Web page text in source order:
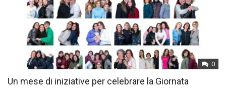
0
Un mese di iniziative per celebrare la Giornata